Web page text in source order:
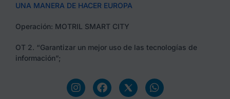
UNA MANERA DE HACER EUROPA
Operación: MOTRIL SMART CITY
OT 2. “Garantizar un mejor uso de las tecnologías de
información”;